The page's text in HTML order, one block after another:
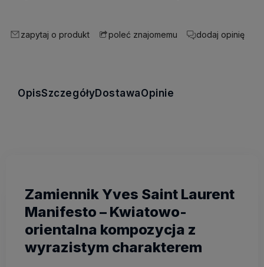
zapytaj o produkt poleć znajomemu dodaj opinię
OpisSzczegółyDostawaOpinie
Zamiennik Yves Saint Laurent
Manifesto – Kwiatowo-
orientalna kompozycja z
wyrazistym charakterem